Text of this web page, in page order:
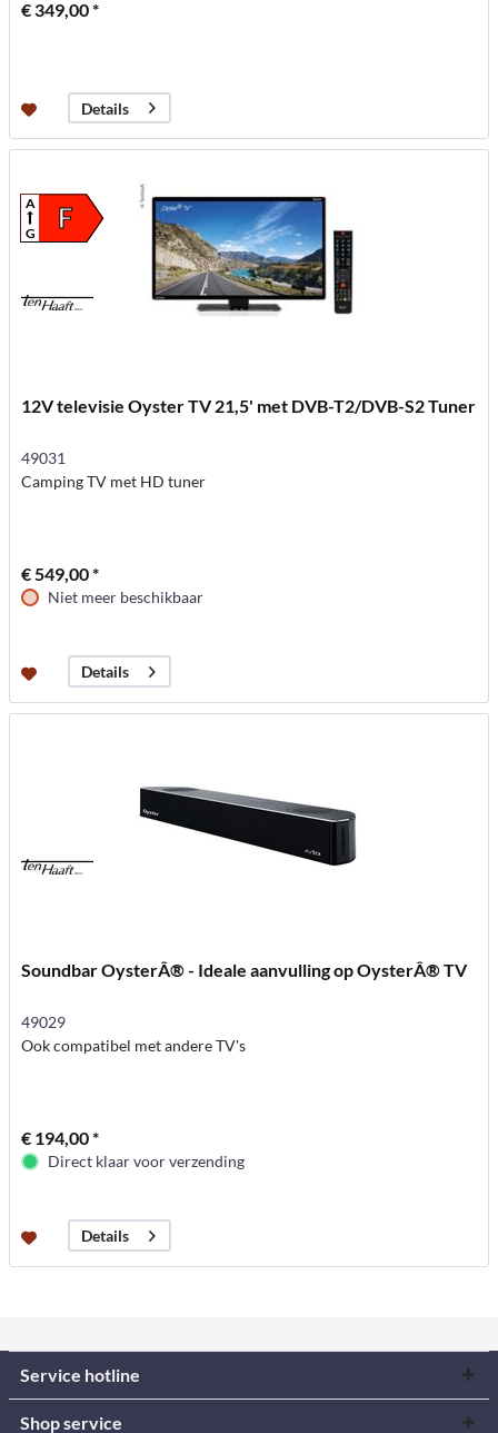
€ 349,00 *
Details
F
A
G
12V televisie Oyster TV 21,5' met DVB-T2/DVB-S2 Tuner
49031
Camping TV met HD tuner
€ 549,00 *
Niet meer beschikbaar
Details
Soundbar OysterÂ® - Ideale aanvulling op OysterÂ® TV
49029
Ook compatibel met andere TV's
€ 194,00 *
Direct klaar voor verzending
Details
Service hotline
Shop service